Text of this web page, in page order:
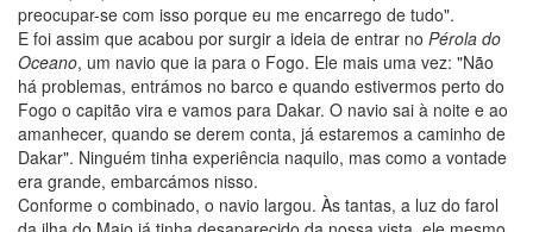
preocupar-se com isso porque eu me encarrego de tudo".
E foi assim que acabou por surgir a ideia de entrar no Pérola do
Oceano, um navio que ia para o Fogo. Ele mais uma vez: "Não
há problemas, entrámos no barco e quando estivermos perto do
Fogo o capitão vira e vamos para Dakar. O navio sai à noite e ao
amanhecer, quando se derem conta, já estaremos a caminho de
Dakar". Ninguém tinha experiência naquilo, mas como a vontade
era grande, embarcámos nisso.
Conforme o combinado, o navio largou. Às tantas, a luz do farol